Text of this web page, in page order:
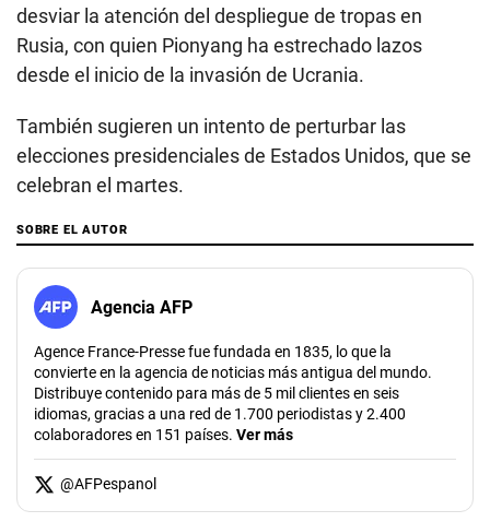
desviar la atención del despliegue de tropas en
Rusia, con quien Pionyang ha estrechado lazos
desde el inicio de la invasión de Ucrania.
También sugieren un intento de perturbar las
elecciones presidenciales de Estados Unidos, que se
celebran el martes.
SOBRE EL AUTOR
Agencia AFP
Agence France-Presse fue fundada en 1835, lo que la
convierte en la agencia de noticias más antigua del mundo.
Distribuye contenido para más de 5 mil clientes en seis
idiomas, gracias a una red de 1.700 periodistas y 2.400
colaboradores en 151 países. Ver más
@AFPespanol